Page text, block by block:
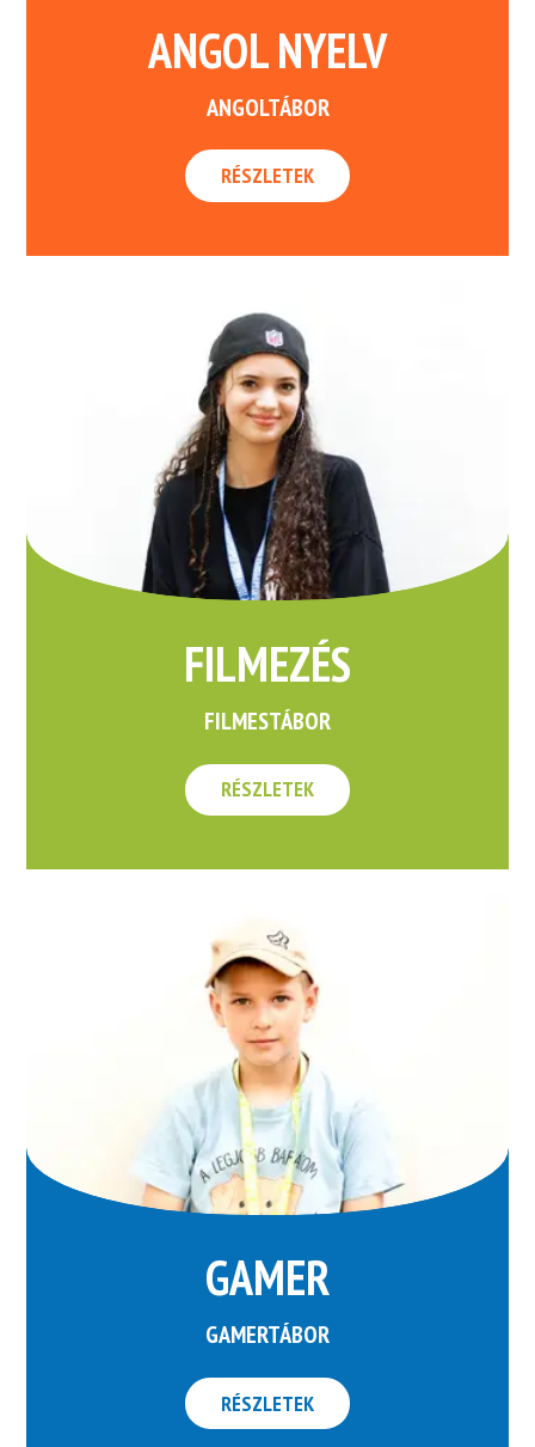
ANGOL NYELV
ANGOLTÁBOR
RÉSZLETEK
FILMEZÉS
FILMESTÁBOR
RÉSZLETEK
GAMER
GAMERTÁBOR
RÉSZLETEK